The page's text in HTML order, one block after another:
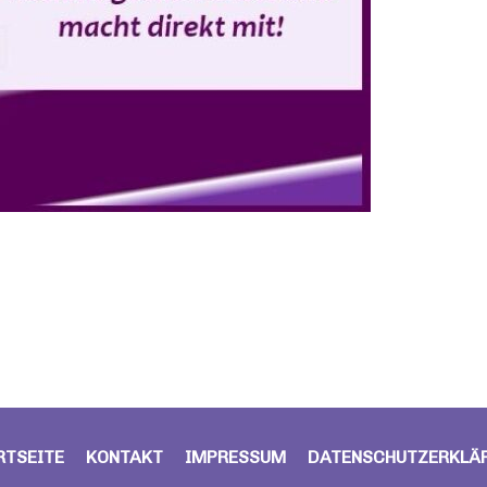
KONTAKT IMPRESSUM